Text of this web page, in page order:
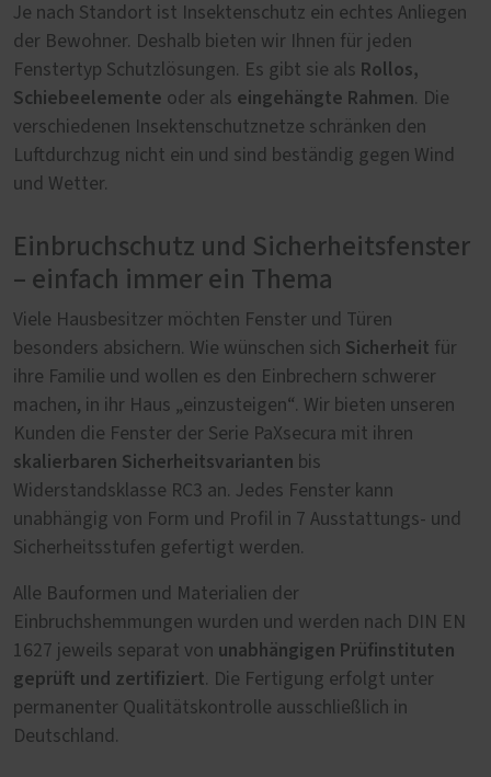
Je nach Standort ist Insektenschutz ein echtes Anliegen
der Bewohner. Deshalb bieten wir Ihnen für jeden
Fenstertyp Schutzlösungen. Es gibt sie als Rollos,
Schiebeelemente oder als eingehängte Rahmen. Die
verschiedenen Insektenschutznetze schränken den
Luftdurchzug nicht ein und sind beständig gegen Wind
und Wetter.
Einbruchschutz und Sicherheitsfenster
– einfach immer ein Thema
Viele Hausbesitzer möchten Fenster und Türen
besonders absichern. Wie wünschen sich Sicherheit für
ihre Familie und wollen es den Einbrechern schwerer
machen, in ihr Haus „einzusteigen“. Wir bieten unseren
Kunden die Fenster der Serie PaXsecura mit ihren
skalierbaren Sicherheitsvarianten bis
Widerstandsklasse RC3 an. Jedes Fenster kann
unabhängig von Form und Profil in 7 Ausstattungs- und
Sicherheitsstufen gefertigt werden.
Alle Bauformen und Materialien der
Einbruchshemmungen wurden und werden nach DIN EN
1627 jeweils separat von unabhängigen Prüfinstituten
geprüft und zertifiziert. Die Fertigung erfolgt unter
permanenter Qualitätskontrolle ausschließlich in
Deutschland.